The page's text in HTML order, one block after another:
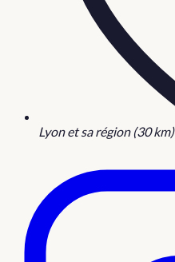
Lyon et sa région (30 km)